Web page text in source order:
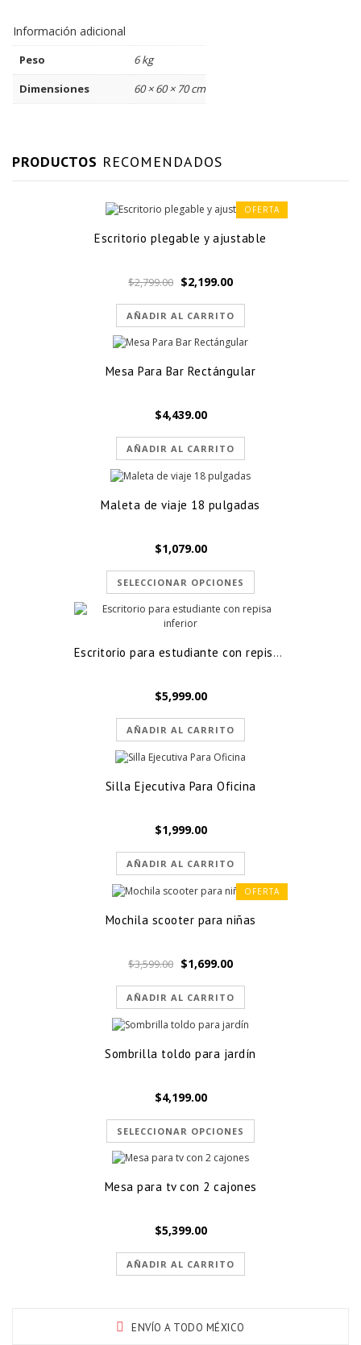
Información adicional
Peso
6 kg
Dimensiones
60 × 60 × 70 cm
PRODUCTOS RECOMENDADOS
OFERTA
Escritorio plegable y ajustable
$2,799.00 El
original
era:
$2,799.00.
$2,199.00El
actual
es:
$2,199.00.
AÑADIR AL CARRITO
Mesa Para Bar Rectángular
$4,439.00
AÑADIR AL CARRITO
Maleta de viaje 18 pulgadas
$1,079.00
SELECCIONAR OPCIONES
Escritorio para estudiante con repisa inferior
$5,999.00
AÑADIR AL CARRITO
Silla Ejecutiva Para Oficina
$1,999.00
AÑADIR AL CARRITO
OFERTA
Mochila scooter para niñas
$3,599.00 El
original
era:
$3,599.00.
$1,699.00El
actual
es:
$1,699.00.
AÑADIR AL CARRITO
Sombrilla toldo para jardín
$4,199.00
SELECCIONAR OPCIONES
Mesa para tv con 2 cajones
$5,399.00
AÑADIR AL CARRITO
ENVÍO A TODO MÉXICO